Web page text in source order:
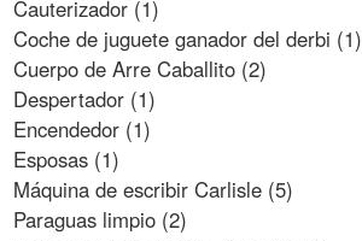
Cauterizador (1)
Coche de juguete ganador del derbi (1)
Cuerpo de Arre Caballito (2)
Despertador (1)
Encendedor (1)
Esposas (1)
Máquina de escribir Carlisle (5)
Paraguas limpio (2)